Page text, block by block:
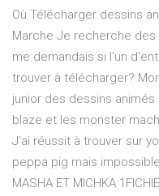
Où Télécharger dessins
Marche Je recherche
me demandais si l'un
trouver à télécharger?
junior des dessins
blaze et les monster
J'ai réussit à trouver sur
peppa pig mais
MASHA ET MICHKA